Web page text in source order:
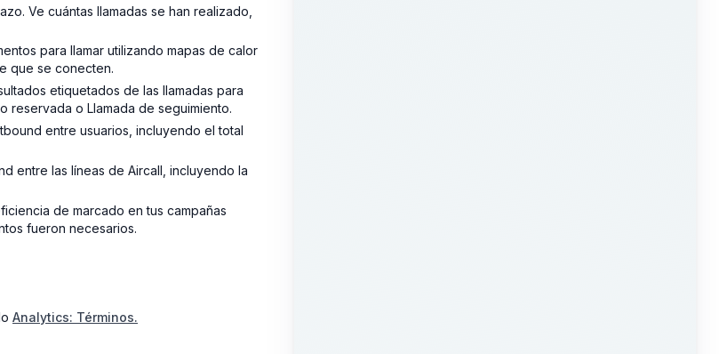
Ve cuántas llamadas se han realizado,
para llamar utilizando mapas de calor
que se conecten.
etiquetados de las llamadas para
reservada o Llamada de seguimiento.
entre usuarios, incluyendo el total
entre las líneas de Aircall, incluyendo la
de marcado en tus campañas
fueron necesarios.
Analytics: Términos.